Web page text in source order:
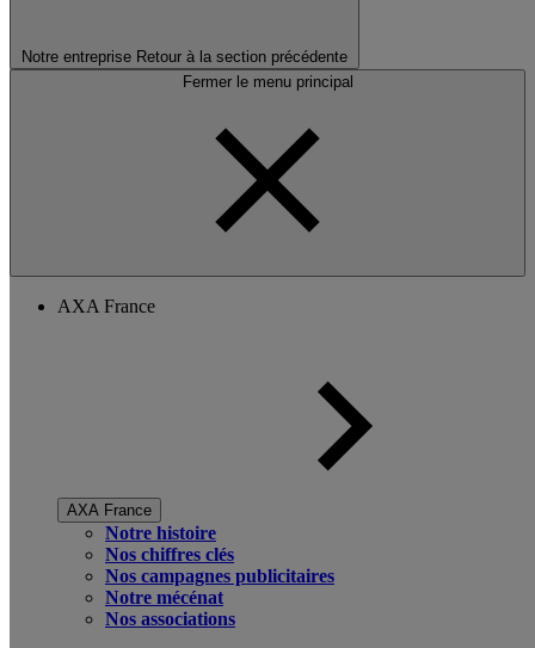
Notre entreprise Retour à la section précédente
Fermer le menu principal
AXA France
AXA France
Notre histoire
Nos chiffres clés
Nos campagnes publicitaires
Notre mécénat
Nos associations